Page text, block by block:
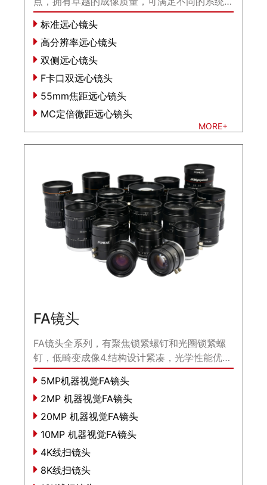
求。...
标准远心镜头
高分辨率远心镜头
双侧远心镜头
F卡口双远心镜头
55mm焦距远心镜头
MC定倍微距远心镜头
MORE+
FA镜头
FA镜头全系列，有聚焦锁紧螺钉和光圈锁紧螺
钉，低畸变成像4.结构设计紧凑，光学性能优
异。...
5MP机器视觉FA镜头
2MP 机器视觉FA镜头
20MP 机器视觉FA镜头
10MP 机器视觉FA镜头
4K线扫镜头
8K线扫镜头